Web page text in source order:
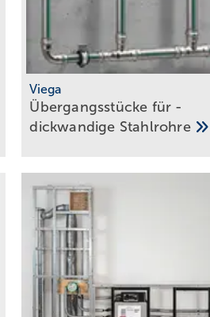
Viega
Übergangsstücke für ­
dickwandige Stahlrohre